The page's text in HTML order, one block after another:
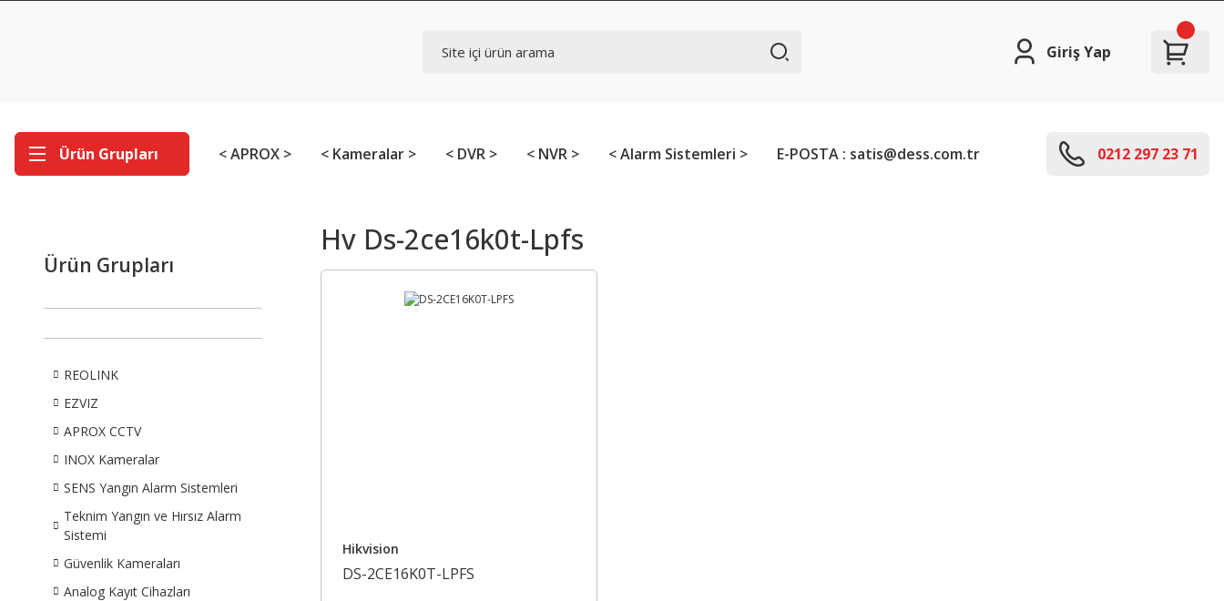
Giriş Yap
Ürün Grupları < APROX > < Kameralar > < DVR > < NVR > < Alarm Sistemleri > E-POSTA : satis@dess.com.tr 0212 297 23 71
Ürün Grupları
REOLINK
EZVIZ
APROX CCTV
INOX Kameralar
SENS Yangın Alarm Sistemleri
Teknim Yangın ve Hırsız Alarm
Sistemi
Güvenlik Kameraları
Analog Kayıt Cihazları
Hv Ds-2ce16k0t-Lpfs
Hikvision
DS-2CE16K0T-LPFS